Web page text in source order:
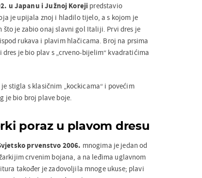
u Japanu i Južnoj Koreji predstavio
je upijala znoj i hladilo tijelo, a s kojom je
je zabio onaj slavni gol Italiji. Prvi dres je
rukava i plavim hlačicama. Broj na prsima
je bio plav s „crveno-bijelim“ kvadratićima
stigla s klasičnim „kockicama“ i povećim
je bio broj plave boje.
poraz u plavom dresu
prvenstvo 2006. mnogima je jedan od
crvenim bojana, a na leđima uglavnom
također je zadovoljila mnoge ukuse; plavi